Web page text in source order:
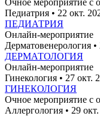
Педиатрия • 22 окт.
ПЕДИАТРИЯ
Онлайн-мероприятие
Дерматовенерология
ДЕРМАТОЛОГИЯ
Онлайн-мероприятие
Гинекология • 27 окт.
ГИНЕКОЛОГИЯ
Очное мероприятие с
Аллергология • 29